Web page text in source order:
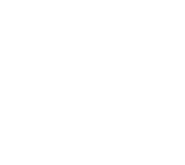
besteht, bei einer
Sie vorab Ihre Erfolgsaussichten auf
weiter geleitet.